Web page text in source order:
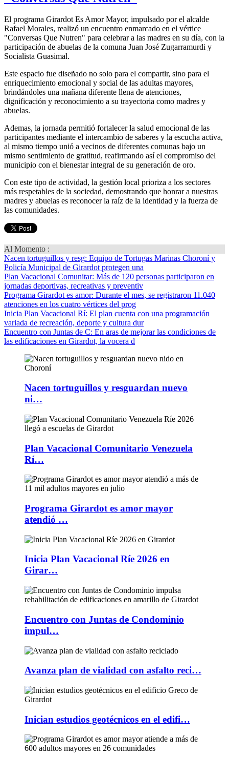
El programa Girardot Es Amor Mayor, impulsado por el alcalde
Rafael Morales, realizó un encuentro enmarcado en el vértice
"Conversas Que Nutren" para celebrar a las madres en su día, con la
participación de abuelas de la comuna Juan José Zugarramurdi y
Socialista Guasimal.
Este espacio fue diseñado no solo para el compartir, sino para el
enriquecimiento emocional y social de las adultas mayores,
brindándoles una mañana diferente llena de atenciones,
dignificación y reconocimiento a su trayectoria como madres y
abuelas.
Ademas, la jornada permitió fortalecer la salud emocional de las
participantes mediante el intercambio de saberes y la escucha activa,
al mismo tiempo unió a vecinos de diferentes comunas bajo un
mismo sentimiento de gratitud, reafirmando así el compromiso del
municipio con el bienestar integral de su generación de oro.
Con este tipo de actividad, la gestión local prioriza a los sectores
más respetables de la sociedad, demostrando que honrar a nuestras
madres y abuelas es reconocer la raíz de la identidad y la fuerza de
las comunidades.
Al Momento :
Nacen tortuguillos y resg: Equipo de Tortugas Marinas Choroní y
Policía Municipal de Girardot protegen una
Plan Vacacional Comunitar: Más de 120 personas participaron en
jornadas deportivas, recreativas y preventiv
Programa Girardot es amor: Durante el mes, se registraron 11.040
atenciones en los cuatro vértices del prog
Inicia Plan Vacacional Rí: El plan cuenta con una programación
variada de recreación, deporte y cultura dur
Encuentro con Juntas de C: En aras de mejorar las condiciones de
las edificaciones en Girardot, la vocera d
Nacen tortuguillos y resguardan nuevo
ni…
Plan Vacacional Comunitario Venezuela
Rí…
Programa Girardot es amor mayor
atendió …
Inicia Plan Vacacional Ríe 2026 en
Girar…
Encuentro con Juntas de Condominio
impul…
Avanza plan de vialidad con asfalto reci…
Inician estudios geotécnicos en el edifi…